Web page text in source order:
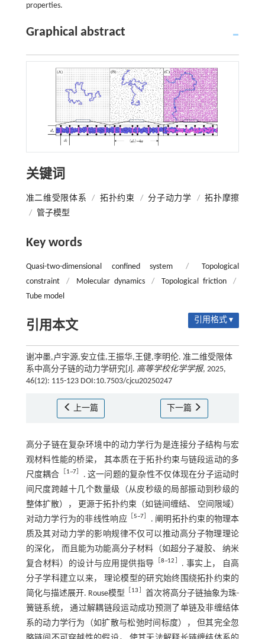
properties.
Graphical abstract
关键词
准二维受限体系 / 拓扑约束 / 分子动力学 / 拓扑摩擦
/ 管子模型
Key words
Quasi-two-dimensional confined system /
Topological
constraint
/ Molecular dynamics / Topological friction
/
Tube model
引用本文 引用格式 ▾
谢冲墨,卢宇源,安立佳,王振华,王健,李明伦. 准二维受限体
系中高分子链的动力学研究[J]. 高等学校化学学报, 2025,
46(12): 115-123 DOI:10.7503/cjcu20250247
上一篇 下一篇
高分子链在复杂环境中的动力学行为是连接分子结构与宏
观材料性能的桥梁， 其本质在于拓扑约束与链段运动的多
尺度耦合 ［1~7］
. 这一问题的复杂性不仅体现在分子运动时
间尺度跨越十几个数量级（从皮秒级的局部振动到秒级的
整体扩散）， 更源于拓扑约束（如链间缠结、 空间限域）
对动力学行为的非线性响应［5~7］
. 阐明拓扑约束的物理本
质及其对动力学的影响规律不仅可以推动高分子物理理论
的深化， 而且能为功能高分子材料（如超分子凝胶、 纳米
复合材料）的设计与应用提供指导 ［8~12］ . 事实上， 自高
分子学科建立以来， 理论模型的研究始终围绕拓扑约束的
简化与描述展开. Rouse模型
［13］ 首次将高分子链抽象为珠-
簧链系统， 通过解耦链段运动成功预测了单链及非缠结体
系的动力学行为（如扩散与松弛时间标度）， 但其完全忽